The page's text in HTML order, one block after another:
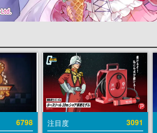
6798 注目度 3091